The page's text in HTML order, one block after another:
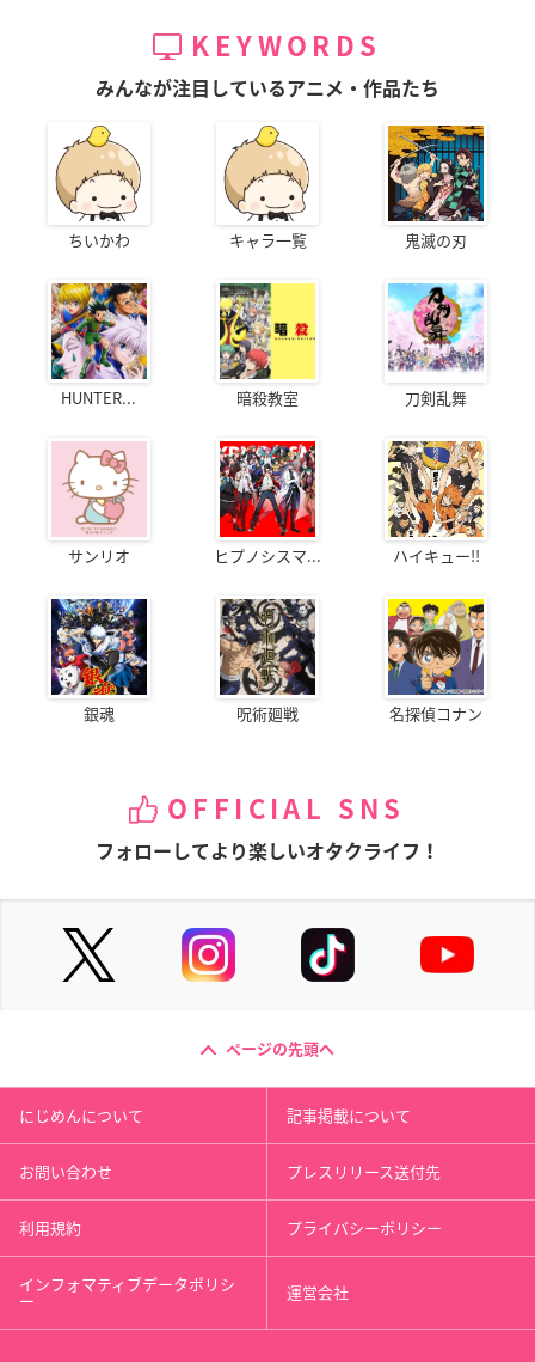
KEYWORDS
みんなが注目しているアニメ・作品たち
ちいかわ キャラ一覧 鬼滅の刃
HUNTER... 暗殺教室 刀剣乱舞
サンリオ ヒプノシスマ... ハイキュー!!
銀魂 呪術廻戦 名探偵コナン
OFFICIAL SNS
フォローしてより楽しいオタクライフ！
ページの先頭へ
にじめんについて 記事掲載について
お問い合わせ プレスリリース送付先
利用規約 プライバシーポリシー
インフォマティブデータポリシ
ー 運営会社